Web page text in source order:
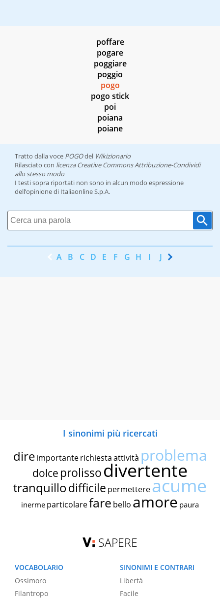
poffare
pogare
poggiare
poggio
pogo
pogo stick
poi
poiana
poiane
Tratto dalla voce POGOdel Wikizionario
Rilasciato con licenza Creative Commons Attribuzione-Condividi
allo stesso modo
I testi sopra riportati non sono in alcun modo espressione
dell’opinione di Italiaonline S.p.A.
A B C D E F G H I J K
I sinonimi più ricercati
dire importante richiestaattività problema
dolce prolissodivertente
tranquillodifficile permettereacume
inerme particolarefare bello amore paura
SAPERE
VOCABOLARIO
Ossimoro
Filantropo
SINONIMI E CONTRARI
Libertà
Facile